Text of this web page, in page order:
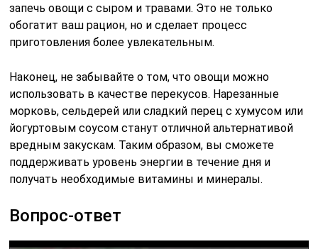
запечь овощи с сыром и травами. Это не только
обогатит ваш рацион, но и сделает процесс
приготовления более увлекательным.
Наконец, не забывайте о том, что овощи можно
использовать в качестве перекусов. Нарезанные
морковь, сельдерей или сладкий перец с хумусом или
йогуртовым соусом станут отличной альтернативой
вредным закускам. Таким образом, вы сможете
поддерживать уровень энергии в течение дня и
получать необходимые витамины и минералы.
Вопрос-ответ